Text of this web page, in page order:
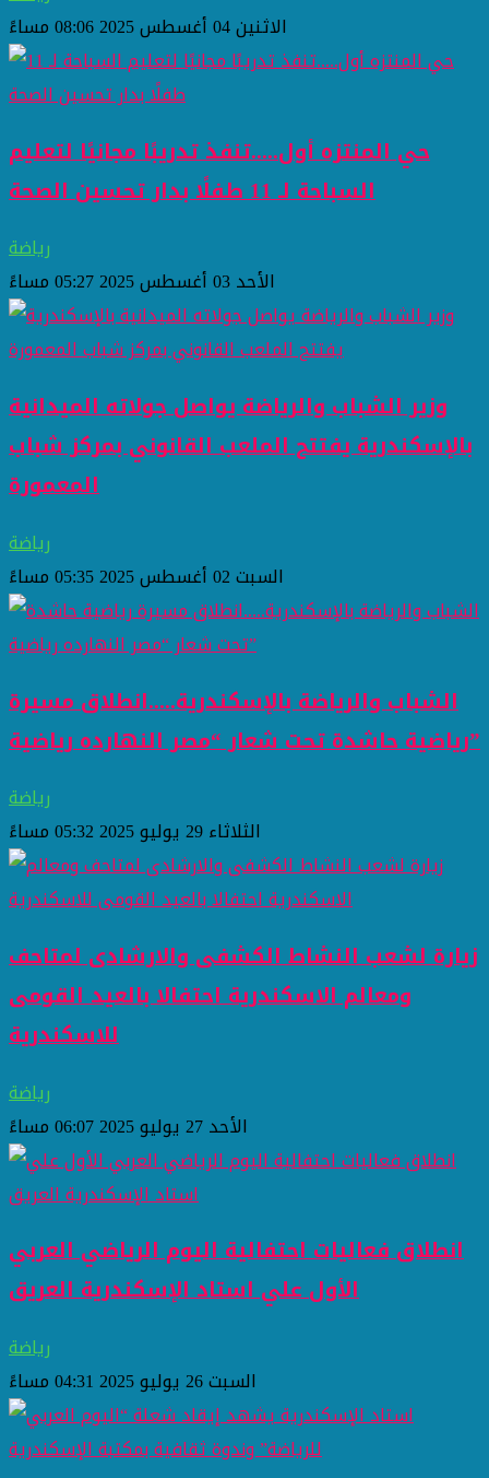
الاثنين 04 أغسطس 2025 08:06 مساءً
حي المنتزه أول.....تنفذ تدريبًا مجانيًا لتعليم
السباحة لـ 11 طفلًا بدار تحسين الصحة
رياضة
الأحد 03 أغسطس 2025 05:27 مساءً
وزير الشباب والرياضة يواصل جولاته الميدانية
بالإسكندرية يفتتح الملعب القانوني بمركز شباب
المعمورة
رياضة
السبت 02 أغسطس 2025 05:35 مساءً
الشباب والرياضة بالإسكندرية.....انطلاق مسيرة
رياضية حاشدة تحت شعار “مصر النهارده رياضية”
رياضة
الثلاثاء 29 يوليو 2025 05:32 مساءً
زيارة لشعب النشاط الكشفى والارشادى لمتاحف
ومعالم الاسكندرية احتفالا بالعيد القومى
للاسكندرية
رياضة
الأحد 27 يوليو 2025 06:07 مساءً
انطلاق فعاليات احتفالية اليوم الرياضي العربي
الأول علي استاد الإسكندرية العريق
رياضة
السبت 26 يوليو 2025 04:31 مساءً